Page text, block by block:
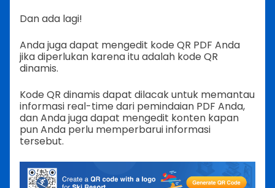
Dan ada lagi!
Anda juga dapat mengedit kode QR PDF Anda
jika diperlukan karena itu adalah kode QR
dinamis.
Kode QR dinamis dapat dilacak untuk memantau
informasi real-time dari pemindaian PDF Anda,
dan Anda juga dapat mengedit konten kapan
pun Anda perlu memperbarui informasi
tersebut.